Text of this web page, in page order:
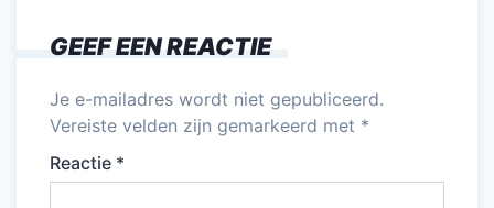
GEEF EEN REACTIE
Je e-mailadres wordt niet gepubliceerd.
Vereiste velden zijn gemarkeerd met *
Reactie *